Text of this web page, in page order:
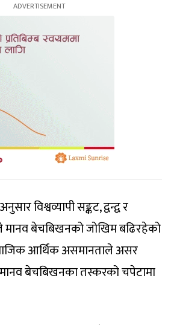
विश्वव्यापी सङ्कट, द्वन्द्व र
बेचबिखनको जोखिम बढिरहेको
आर्थिक असमानताले असर
बेचबिखनका तस्करको चपेटामा